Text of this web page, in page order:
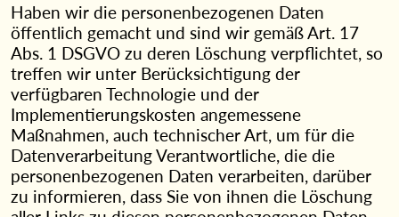
Haben wir die personenbezogenen Daten
öffentlich gemacht und sind wir gemäß Art. 17
Abs. 1 DSGVO zu deren Löschung verpflichtet, so
treffen wir unter Berücksichtigung der
verfügbaren Technologie und der
Implementierungskosten angemessene
Maßnahmen, auch technischer Art, um für die
Datenverarbeitung Verantwortliche, die die
personenbezogenen Daten verarbeiten, darüber
zu informieren, dass Sie von ihnen die Löschung